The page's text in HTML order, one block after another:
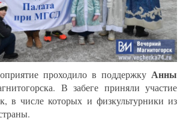
проходило в поддержку Анны
В забеге приняли участие
в числе которых и физкультурники из